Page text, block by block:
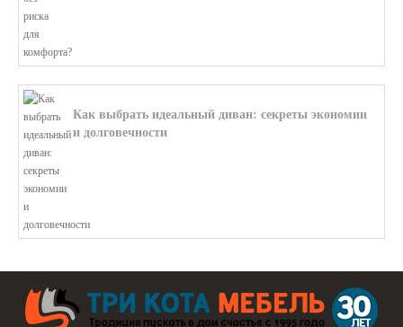
Как выбрать идеальный диван: секреты экономии
и долговечности